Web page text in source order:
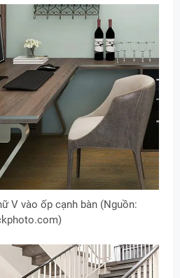
V vào ốp cạnh bàn (Nguồn: